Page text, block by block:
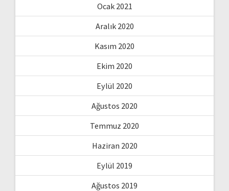
Ocak 2021
Aralık 2020
Kasım 2020
Ekim 2020
Eylül 2020
Ağustos 2020
Temmuz 2020
Haziran 2020
Eylül 2019
Ağustos 2019